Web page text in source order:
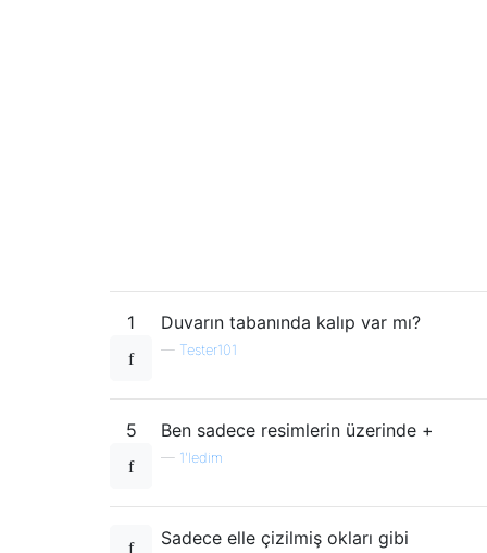
1 Duvarın tabanında kalıp var mı?
— Tester101
5 Ben sadece resimlerin üzerinde +
— 1'ledim
Sadece elle çizilmiş okları gibi